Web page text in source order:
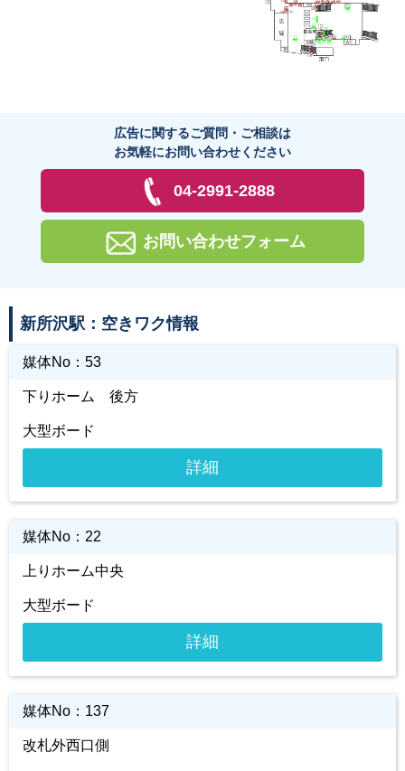
広告に関するご質問・ご相談は
お気軽にお問い合わせください
04-2991-2888
お問い合わせフォーム
新所沢駅：空きワク情報
媒体No： 53
下りホーム 後方
大型ボード
詳細
媒体No： 22
上りホーム中央
大型ボード
詳細
媒体No： 137
改札外西口側